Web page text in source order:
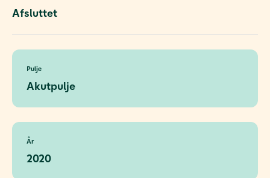
Afsluttet
Pulje
Akutpulje
År
2020